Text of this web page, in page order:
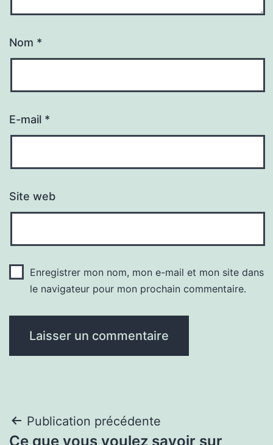
Nom *
E-mail *
Site web
Enregistrer mon nom, mon e-mail et mon site dans
le navigateur pour mon prochain commentaire.
Navigation
Publication précédente
Ce que vous voulez savoir sur